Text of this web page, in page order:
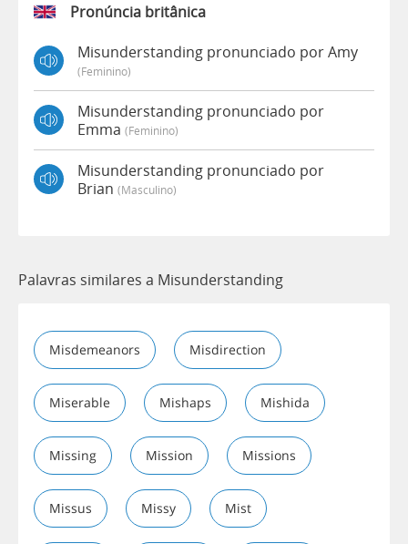
Pronúncia britânica
Misunderstanding pronunciado por Amy
(feminino)
Misunderstanding pronunciado por
Emma (feminino)
Misunderstanding pronunciado por
Brian (masculino)
Palavras similares a Misunderstanding
Misdemeanors Misdirection
Miserable Mishaps Mishida
Missing Mission Missions
Missus Missy Mist